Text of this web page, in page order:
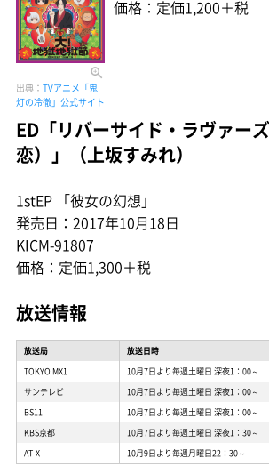
出典： TVアニメ「鬼
灯の冷徹」公式サイト
価格：定価1,200＋税
ED「リバーサイド・ラヴァー
恋）」（上坂すみれ）
1stEP 「彼女の幻想」
発売日：2017年10月18日
KICM-91807
価格：定価1,300＋税
放送情報
放送局
放送日時
TOKYO MX1
10月7日より毎週土曜日 深夜1：00～
サンテレビ
10月7日より毎週土曜日 深夜1：00～
BS11
10月7日より毎週土曜日 深夜1：00～
KBS京都
10月7日より毎週土曜日 深夜1：30～
AT-X
10月9日より毎週月曜日22：30～